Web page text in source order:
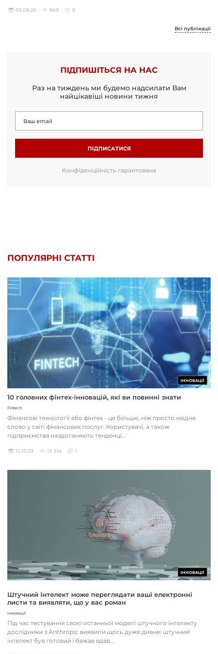
05.08.26 849 0
Всі публікації
ПІДПИШІТЬСЯ НА НАС
Раз на тиждень ми будемо надсилати Вам
найцікавіші новини тижня
ПІДПИСАТИСЯ
Конфіденційність гарантована
ПОПУЛЯРНІ СТАТТІ
ІННОВАЦІЇ
10 головних фінтех-інновацій, які ви повинні знати
Fintech
Фінансові технології або фінтех - це більше, ніж просто модне
слово у світі фінансових послуг. Користувачі, а також
підприємства наздоганяють тенденці...
12.10.23 13 314 1
ІННОВАЦІЇ
Штучний інтелект може переглядати ваші електронні
листи та виявляти, що у вас роман
Інновації
Під час тестування своєї останньої моделі штучного інтелекту
дослідники з Anthropic виявили щось дуже дивне: штучний
інтелект був готовий і бажав вдав...